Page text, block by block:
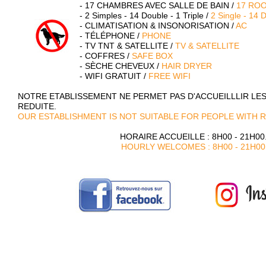
- 17 CHAMBRES AVEC SALLE DE BAIN / 17
- 2 Simples - 14 Double - 1 Triple / 2 Single - 14
- CLIMATISATION & INSONORISATION /AC
- TÉLÉPHONE / PHONE
- TV TNT & SATELLITE / TV & SATELLITE
- COFFRES / SAFE BOX
- SÈCHE CHEVEUX / HAIR DRYER
- WIFI GRATUIT / FREE WIFI
NOTRE ETABLISSEMENT NE PERMET PAS D'ACCUEILLLIR
REDUITE.
OUR ESTABLISHMENT IS NOT SUITABLE FOR PEOPLE WITH
HORAIRE ACCUEILLE : 8H00 -
HOURLY WELCOMES : 8H00 - 21H00